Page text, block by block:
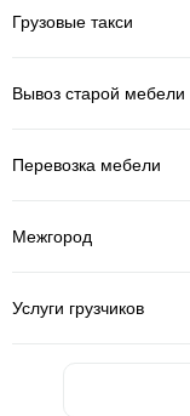
Грузовые такси
Вывоз старой мебели
Перевозка мебели
Межгород
Услуги грузчиков